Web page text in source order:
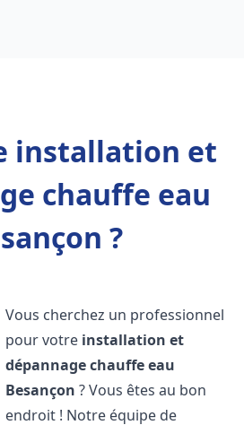
installation et
chauffe eau
?
Vous cherchez un professionnel
pour votre installation et
dépannage chauffe eau
Besançon ? Vous êtes au bon
endroit ! Notre équipe de